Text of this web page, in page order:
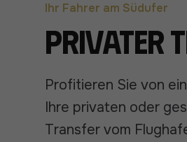
Ihr Fahrer am Südufer
Privater
Profitieren Sie von
Ihre privaten oder
Transfer vom